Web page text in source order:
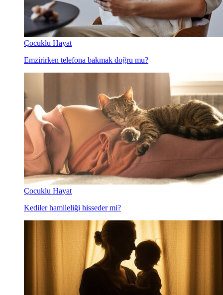
Çocuklu Hayat
Emzirirken telefona bakmak doğru mu?
Çocuklu Hayat
Kediler hamileliği hisseder mi?